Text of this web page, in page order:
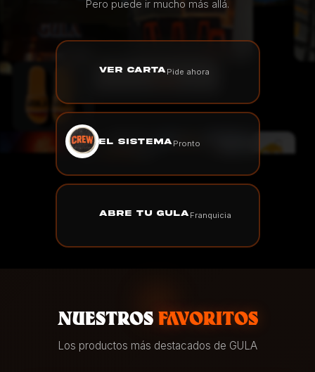
Pero puede ir mucho más allá.
VER CARTA Pide ahora
EL SISTEMAPronto
ABRE TU GULAFranquicia
NUESTROS FAVORITOS
Los productos más destacados de GULA